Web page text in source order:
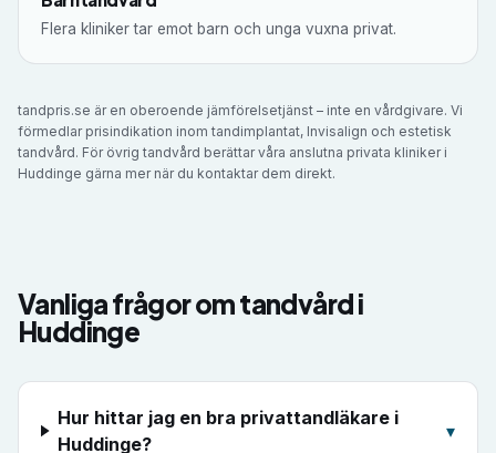
Flera kliniker tar emot barn och unga vuxna privat.
tandpris.se är en oberoende jämförelsetjänst – inte en vårdgivare. Vi
förmedlar prisindikation inom tandimplantat, Invisalign och estetisk
tandvård. För övrig tandvård berättar våra anslutna privata kliniker i
Huddinge gärna mer när du kontaktar dem direkt.
Vanliga frågor om tandvård i
Huddinge
Hur hittar jag en bra privattandläkare i
Huddinge?
▾